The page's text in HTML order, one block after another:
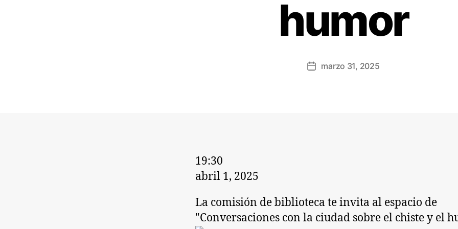
humor
marzo 31, 2025
19:30
abril 1, 2025
La comisión de biblioteca te invita al espacio de
"Conversaciones con la ciudad sobre el chiste y el